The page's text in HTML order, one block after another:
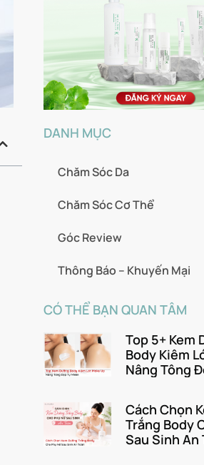
DANH MỤC
Chăm Sóc Da
Chăm Sóc Cơ Thể
Góc Review
Thông Báo – Khuyến Mại
CÓ THỂ BẠN QUAN TÂM
Top 5+ Kem
Body Kiêm
Nâng Tông
Cách Chọn
Trắng Body
Sau Sinh An